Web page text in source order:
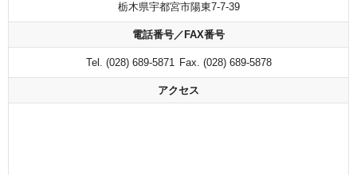
栃木県宇都宮市陽東7-7-39
電話番号／FAX番号
Tel. (028) 689-5871 Fax. (028) 689-5878
アクセス